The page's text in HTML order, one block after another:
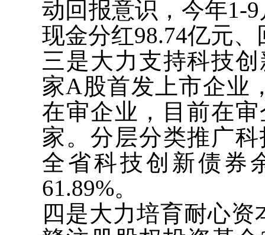
动回报意识，今年1-
现金分红98.74亿元、
三是大力支持科技
家A股首发上市企业
在审企业，目前在
家。分层分类推广
全省科技创新债券
61.89%。
四是大力培育耐心